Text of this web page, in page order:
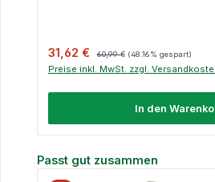
Verkaufspreis:
31,62 € 60,99 € (48.16% gespart)
Preise inkl. MwSt. zzgl.
In den
Produktgalerie überspringen
Passt gut zusammen